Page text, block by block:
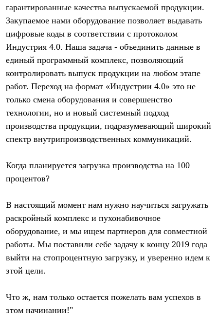
гарантированные качества выпускаемой продукции.
Закупаемое нами оборудование позволяет выдавать
цифровые коды в соответствии с протоколом
Индустрия 4.0. Наша задача - объединить данные в
единый программный комплекс, позволяющий
контролировать выпуск продукции на любом этапе
работ. Переход на формат «Индустрии 4.0» это не
только смена оборудования и совершенство
технологии, но и новый системный подход
производства продукции, подразумевающий широкий
спектр внутрипроизводственных коммуникаций.
Когда планируется загрузка производства на 100
процентов?
В настоящий момент нам нужно научиться загружать
раскройный комплекс и пухонабивочное
оборудование, и мы ищем партнеров для совместной
работы. Мы поставили себе задачу к концу 2019 года
выйти на стопроцентную загрузку, и уверенно идем к
этой цели.
Что ж, нам только остается пожелать вам успехов в
этом начинании!"